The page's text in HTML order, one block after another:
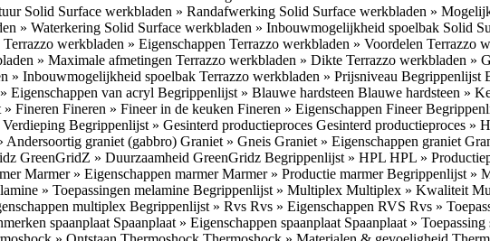
Solid Surface werkbladen » Randafwerking Solid Surface werkbladen »
» Waterkering Solid Surface werkbladen » Inbouwmogelijkheid spoelbak Solid
Terrazzo werkbladen » Eigenschappen Terrazzo werkbladen » Voordelen Terrazzo
» Maximale afmetingen Terrazzo werkbladen » Dikte Terrazzo werkbladen »
» Inbouwmogelijkheid spoelbak Terrazzo werkbladen » Prijsniveau Begrippenlijst
Eigenschappen van acryl Begrippenlijst » Blauwe hardsteen Blauwe hardsteen »
Fineren Fineren » Fineer in de keuken Fineren » Eigenschappen Fineer
Begrippenlijst » Gesinterd productieproces Gesinterd productieproces »
Andersoortig graniet (gabbro) Graniet » Gneis Graniet » Eigenschappen graniet
GreenGridZ » Duurzaamheid GreenGridz Begrippenlijst » HPL HPL »
Marmer » Eigenschappen marmerMarmer » Productie marmerBegrippenlijst »
» Toepassingen melamine Begrippenlijst » Multiplex Multiplex » Kwaliteit
multiplex Begrippenlijst » Rvs Rvs » Eigenschappen RVS Rvs »
spaanplaat Spaanplaat » Eigenschappen spaanplaat Spaanplaat » Toepassing